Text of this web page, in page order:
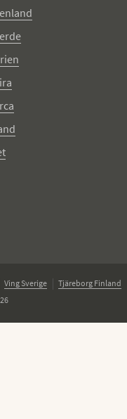
Ving Sverige
Tjäreborg Finland